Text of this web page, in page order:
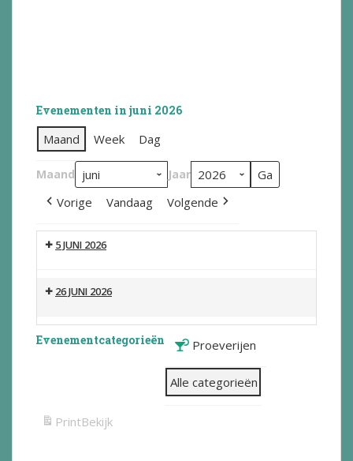
Evenementen in juni 2026
Maand Week Dag
Maand Jaar
Vorige Vandaag Volgende
5 JUNI 2026
26 JUNI 2026
Evenementcategorieën Proeverijen
Alle categorieën
PrintBekijk